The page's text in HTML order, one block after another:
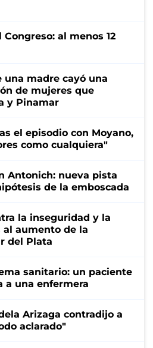
al menos 12
una madre cayó una
de mujeres que
y Pinamar
el episodio con Moyano,
como cualquiera"
Antonich: nueva pista
de la emboscada
la inseguridad y la
aumento de la
del Plata
sanitario: un paciente
a una enfermera
Arizaga contradijo a
aclarado"